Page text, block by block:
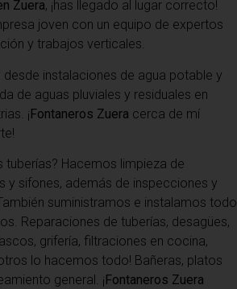
Zuera, ¡has llegado al lugar correcto!
joven con un equipo de expertos
y trabajos verticales.
instalaciones de agua potable y
de aguas pluviales y residuales en
¡Fontaneros Zuera cerca de mí
tuberías? Hacemos limpieza de
y sifones, además de inspecciones y
suministramos e instalamos todo
Reparaciones de tuberías, desagües,
grifería, filtraciones en cocina,
lo hacemos todo! Bañeras, platos
general. ¡ Fontaneros Zuera